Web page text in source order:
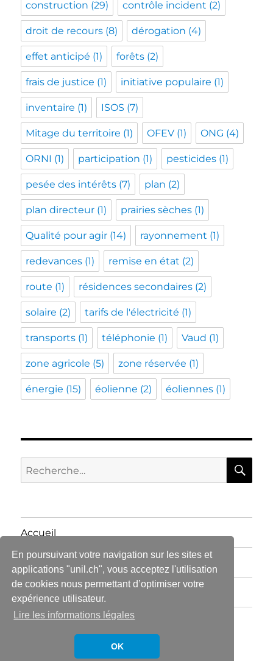
En poursuivant votre navigation sur les sites et
applications "unil.ch", vous acceptez l'utilisation
de cookies nous permettant d’optimiser votre
expérience utilisateur.
Lire les informations légales
OK
construction (29) contrôle incident (2)
droit de recours (8) dérogation (4)
effet anticipé (1) forêts (2)
frais de justice (1) initiative populaire (1)
inventaire (1) ISOS (7)
Mitage du territoire (1) OFEV (1) ONG (4)
ORNI (1) participation (1) pesticides (1)
pesée des intérêts (7) plan (2)
plan directeur (1) prairies sèches (1)
Qualité pour agir (14) rayonnement (1)
redevances (1) remise en état (2)
route (1) résidences secondaires (2)
solaire (2) tarifs de l'électricité (1)
transports (1) téléphonie (1) Vaud (1)
zone agricole (5) zone réservée (1)
énergie (15) éolienne (2) éoliennes (1)
Recherche
pour :
Accueil
Articles
Contact
l'aménagement du territoire